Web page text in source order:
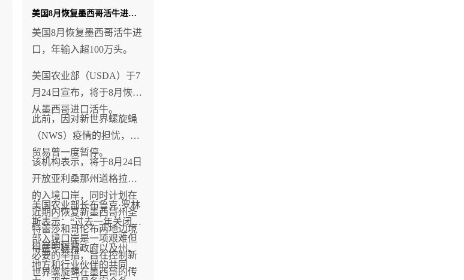
出口几乎归零。
与中方就"海关保税仓授
开放后正式入境）的谈判
传闻再度升温——澳大利
亚也在评估类似方案。与
此同时，巴西与乌拉圭等
国的配额互换谈判亦有报
道，涉及约10万吨中国市
场份额交换巴西在欧盟贸
易协定项下的较小配额。
美国8月恢复墨西哥活牛进口 年输入超100万头
美国8月恢复墨西哥活牛进
口，年输入超100万头。
美国农业部（USDA）于7
月24日宣布，将于8月恢复
从墨西哥进口活牛。
此前，因对新世界螺旋蝇
（NWS）疫情的担忧，该
贸易曾一度暂停。
该机构表示，将于8月24日
开放亚利桑那州道格拉斯
的入境口岸，同时计划在
近期内恢复新墨西哥州圣
特蕾莎和哥伦布两地边境
口岸的运营。
美国农业部长布鲁克·罗林
斯表示：“过去一年关闭南
部入境口岸是一项艰难但
必要的举措，旨在控制新
世界螺旋蝇在墨西哥的传
得益于联邦政府以及州、
地方和行业伙伴的共同努